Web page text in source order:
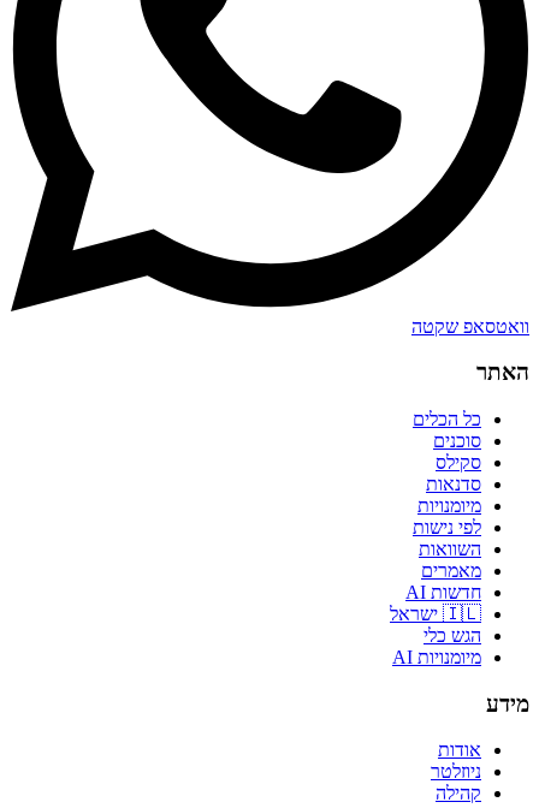
וואטסאפ שקטה
האתר
כל הכלים
סוכנים
סקילס
סדנאות
מיומנויות
לפי נישות
השוואות
מאמרים
חדשות AI
🇮🇱 ישראל
הגש כלי
מיומנויות AI
מידע
אודות
ניוזלטר
קהילה